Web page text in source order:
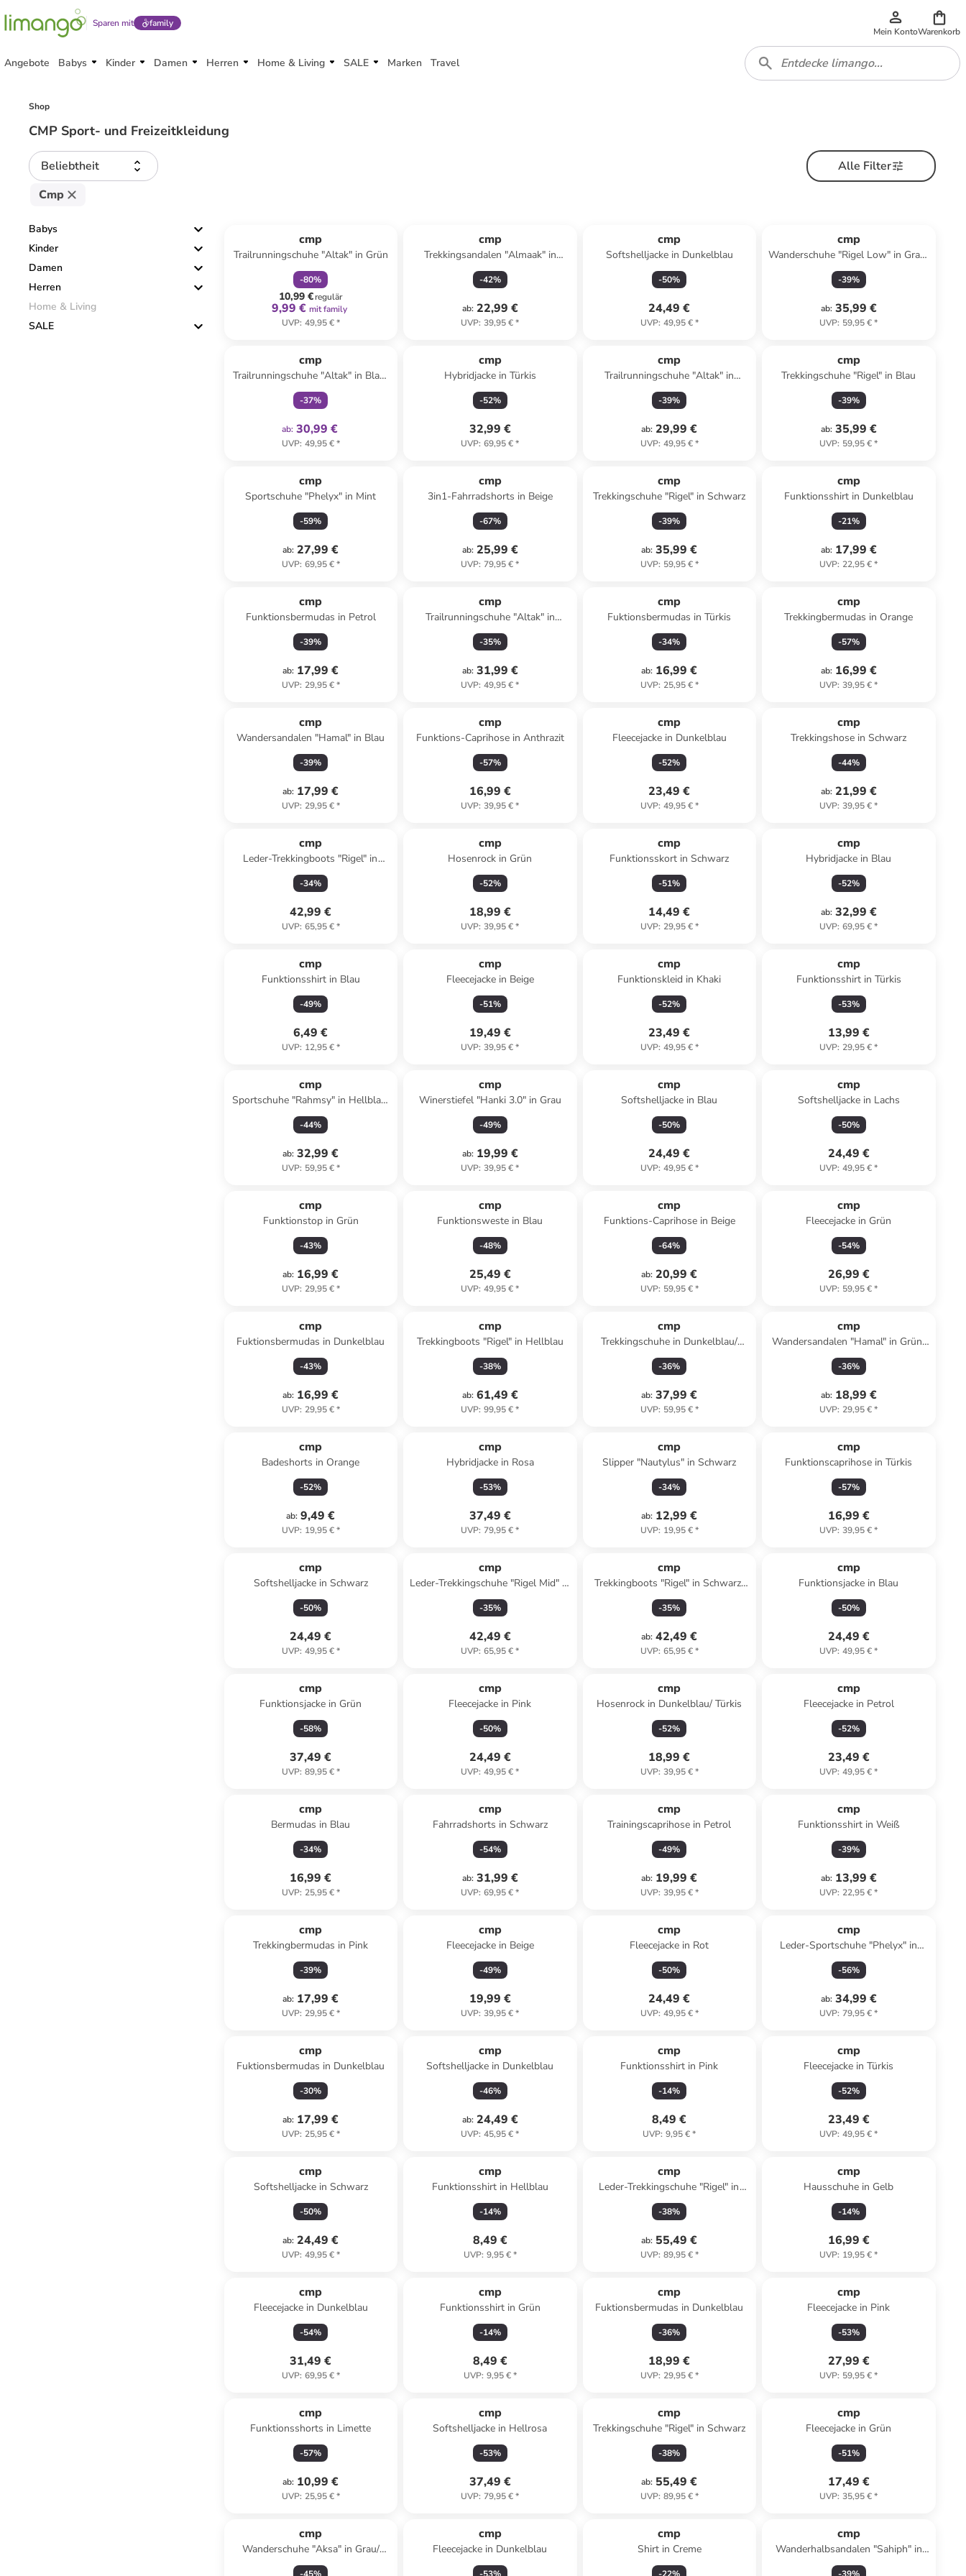
Sparen mit family
Mein KontoWarenkorb
Angebote Babys Kinder Damen Herren Home & Living SALE Marken Travel
Shop
CMP Sport- und Freizeitkleidung
Beliebtheit
Alle Filter
Cmp
Babys
Kinder
Damen
Herren
Home & Living
SALE
cmp
Trailrunningschuhe "Altak" in Grün
-80%
10,99 €regulär
9,99 € mit family
UVP: 49,95 €*
cmp
Trekkingsandalen "Almaak" in
Beige/ Hellblau
-42%
ab: 22,99 €
UVP: 39,95 €*
cmp
Softshelljacke in Dunkelblau
-50%
24,49 €
UVP: 49,95 €*
cmp
Wanderschuhe "Rigel Low" in Grau/
Rosa
-39%
ab: 35,99 €
UVP: 59,95 €*
cmp
Trailrunningschuhe "Altak" in Blau/
Grün
-37%
ab: 30,99 €
UVP: 49,95 €*
cmp
Hybridjacke in Türkis
-52%
32,99 €
UVP: 69,95 €*
cmp
Trailrunningschuhe "Altak" in
Dunkelblau
-39%
ab: 29,99 €
UVP: 49,95 €*
cmp
Trekkingschuhe "Rigel" in Blau
-39%
ab: 35,99 €
UVP: 59,95 €*
cmp
Sportschuhe "Phelyx" in Mint
-59%
ab: 27,99 €
UVP: 69,95 €*
cmp
3in1-Fahrradshorts in Beige
-67%
ab: 25,99 €
UVP: 79,95 €*
cmp
Trekkingschuhe "Rigel" in Schwarz
-39%
ab: 35,99 €
UVP: 59,95 €*
cmp
Funktionsshirt in Dunkelblau
-21%
ab: 17,99 €
UVP: 22,95 €*
cmp
Funktionsbermudas in Petrol
-39%
ab: 17,99 €
UVP: 29,95 €*
cmp
Trailrunningschuhe "Altak" in
Dunkelblau/ Gelb
-35%
ab: 31,99 €
UVP: 49,95 €*
cmp
Fuktionsbermudas in Türkis
-34%
ab: 16,99 €
UVP: 25,95 €*
cmp
Trekkingbermudas in Orange
-57%
ab: 16,99 €
UVP: 39,95 €*
cmp
Wandersandalen "Hamal" in Blau
-39%
ab: 17,99 €
UVP: 29,95 €*
cmp
Funktions-Caprihose in Anthrazit
-57%
16,99 €
UVP: 39,95 €*
cmp
Fleecejacke in Dunkelblau
-52%
23,49 €
UVP: 49,95 €*
cmp
Trekkingshose in Schwarz
-44%
ab: 21,99 €
UVP: 39,95 €*
cmp
Leder-Trekkingboots "Rigel" in
Grau/ Pink
-34%
42,99 €
UVP: 65,95 €*
cmp
Hosenrock in Grün
-52%
18,99 €
UVP: 39,95 €*
cmp
Funktionsskort in Schwarz
-51%
14,49 €
UVP: 29,95 €*
cmp
Hybridjacke in Blau
-52%
ab: 32,99 €
UVP: 69,95 €*
cmp
Funktionsshirt in Blau
-49%
6,49 €
UVP: 12,95 €*
cmp
Fleecejacke in Beige
-51%
19,49 €
UVP: 39,95 €*
cmp
Funktionskleid in Khaki
-52%
23,49 €
UVP: 49,95 €*
cmp
Funktionsshirt in Türkis
-53%
13,99 €
UVP: 29,95 €*
cmp
Sportschuhe "Rahmsy" in Hellblau/
Pink/ Gelb
-44%
ab: 32,99 €
UVP: 59,95 €*
cmp
Winerstiefel "Hanki 3.0" in Grau
-49%
ab: 19,99 €
UVP: 39,95 €*
cmp
Softshelljacke in Blau
-50%
24,49 €
UVP: 49,95 €*
cmp
Softshelljacke in Lachs
-50%
24,49 €
UVP: 49,95 €*
cmp
Funktionstop in Grün
-43%
ab: 16,99 €
UVP: 29,95 €*
cmp
Funktionsweste in Blau
-48%
25,49 €
UVP: 49,95 €*
cmp
Funktions-Caprihose in Beige
-64%
ab: 20,99 €
UVP: 59,95 €*
cmp
Fleecejacke in Grün
-54%
26,99 €
UVP: 59,95 €*
cmp
Fuktionsbermudas in Dunkelblau
-43%
ab: 16,99 €
UVP: 29,95 €*
cmp
Trekkingboots "Rigel" in Hellblau
-38%
ab: 61,49 €
UVP: 99,95 €*
cmp
Trekkingschuhe in Dunkelblau/
Orange
-36%
ab: 37,99 €
UVP: 59,95 €*
cmp
Wandersandalen "Hamal" in Grün/
Dunkelblau
-36%
ab: 18,99 €
UVP: 29,95 €*
cmp
Badeshorts in Orange
-52%
ab: 9,49 €
UVP: 19,95 €*
cmp
Hybridjacke in Rosa
-53%
37,49 €
UVP: 79,95 €*
cmp
Slipper "Nautylus" in Schwarz
-34%
ab: 12,99 €
UVP: 19,95 €*
cmp
Funktionscaprihose in Türkis
-57%
16,99 €
UVP: 39,95 €*
cmp
Softshelljacke in Schwarz
-50%
24,49 €
UVP: 49,95 €*
cmp
Leder-Trekkingschuhe "Rigel Mid" in
Hellblau/ Schwarz
-35%
42,49 €
UVP: 65,95 €*
cmp
Trekkingboots "Rigel" in Schwarz/
Blau
-35%
ab: 42,49 €
UVP: 65,95 €*
cmp
Funktionsjacke in Blau
-50%
24,49 €
UVP: 49,95 €*
cmp
Funktionsjacke in Grün
-58%
37,49 €
UVP: 89,95 €*
cmp
Fleecejacke in Pink
-50%
24,49 €
UVP: 49,95 €*
cmp
Hosenrock in Dunkelblau/ Türkis
-52%
18,99 €
UVP: 39,95 €*
cmp
Fleecejacke in Petrol
-52%
23,49 €
UVP: 49,95 €*
cmp
Bermudas in Blau
-34%
16,99 €
UVP: 25,95 €*
cmp
Fahrradshorts in Schwarz
-54%
ab: 31,99 €
UVP: 69,95 €*
cmp
Trainingscaprihose in Petrol
-49%
ab: 19,99 €
UVP: 39,95 €*
cmp
Funktionsshirt in Weiß
-39%
ab: 13,99 €
UVP: 22,95 €*
cmp
Trekkingbermudas in Pink
-39%
ab: 17,99 €
UVP: 29,95 €*
cmp
Fleecejacke in Beige
-49%
19,99 €
UVP: 39,95 €*
cmp
Fleecejacke in Rot
-50%
24,49 €
UVP: 49,95 €*
cmp
Leder-Sportschuhe "Phelyx" in
Dunkelblau/ Pink
-56%
ab: 34,99 €
UVP: 79,95 €*
cmp
Fuktionsbermudas in Dunkelblau
-30%
ab: 17,99 €
UVP: 25,95 €*
cmp
Softshelljacke in Dunkelblau
-46%
ab: 24,49 €
UVP: 45,95 €*
cmp
Funktionsshirt in Pink
-14%
8,49 €
UVP: 9,95 €*
cmp
Fleecejacke in Türkis
-52%
23,49 €
UVP: 49,95 €*
cmp
Softshelljacke in Schwarz
-50%
ab: 24,49 €
UVP: 49,95 €*
cmp
Funktionsshirt in Hellblau
-14%
8,49 €
UVP: 9,95 €*
cmp
Leder-Trekkingschuhe "Rigel" in
Hellblau
-38%
ab: 55,49 €
UVP: 89,95 €*
cmp
Hausschuhe in Gelb
-14%
16,99 €
UVP: 19,95 €*
cmp
Fleecejacke in Dunkelblau
-54%
31,49 €
UVP: 69,95 €*
cmp
Funktionsshirt in Grün
-14%
8,49 €
UVP: 9,95 €*
cmp
Fuktionsbermudas in Dunkelblau
-36%
18,99 €
UVP: 29,95 €*
cmp
Fleecejacke in Pink
-53%
27,99 €
UVP: 59,95 €*
cmp
Funktionsshorts in Limette
-57%
ab: 10,99 €
UVP: 25,95 €*
cmp
Softshelljacke in Hellrosa
-53%
37,49 €
UVP: 79,95 €*
cmp
Trekkingschuhe "Rigel" in Schwarz
-38%
ab: 55,49 €
UVP: 89,95 €*
cmp
Fleecejacke in Grün
-51%
17,49 €
UVP: 35,95 €*
cmp
Wanderschuhe "Aksa" in Grau/
Hellblau
cmp
Fleecejacke in Dunkelblau
cmp
Shirt in Creme
cmp
Wanderhalbsandalen "Sahiph" in
Grau